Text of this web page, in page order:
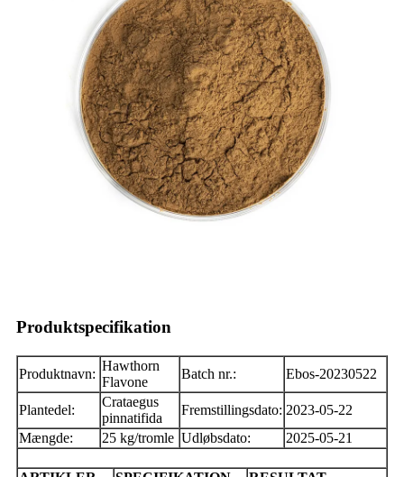
Produktspecifikation
Produktnavn:
Hawthorn
Flavone
Batch nr.: Ebos-20230522
Plantedel:
Crataegus
pinnatifida
Fremstillingsdato: 2023-05-22
Mængde:
25 kg/tromle Udløbsdato: 2025-05-21